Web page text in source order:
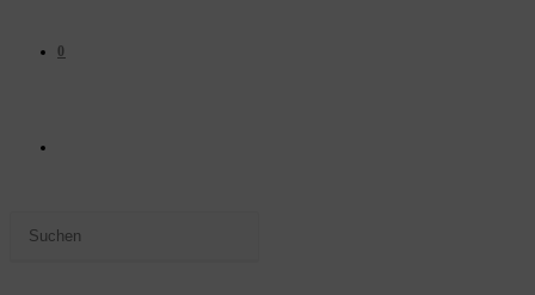
0
SUCHE